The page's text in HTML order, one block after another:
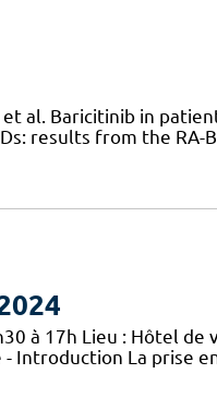
al. Baricitinib in
results from the RA-
à 17h Lieu : Hôtel
Introduction La prise